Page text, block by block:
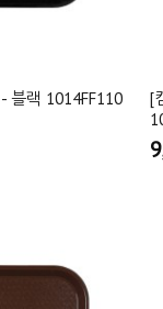
블랙 1014FF110
[